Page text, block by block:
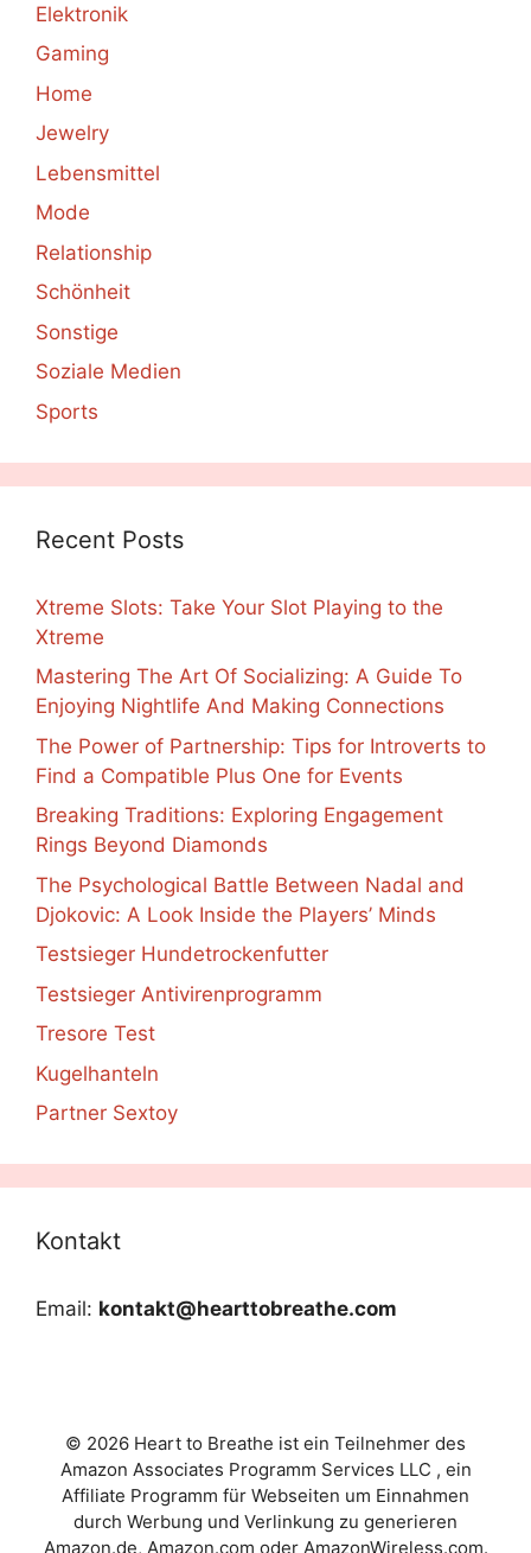
Elektronik
Gaming
Home
Jewelry
Lebensmittel
Mode
Relationship
Schönheit
Sonstige
Soziale Medien
Sports
Recent Posts
Xtreme Slots: Take Your Slot Playing to the
Xtreme
Mastering The Art Of Socializing: A Guide To
Enjoying Nightlife And Making Connections
The Power of Partnership: Tips for Introverts to
Find a Compatible Plus One for Events
Breaking Traditions: Exploring Engagement
Rings Beyond Diamonds
The Psychological Battle Between Nadal and
Djokovic: A Look Inside the Players’ Minds
Testsieger Hundetrockenfutter
Testsieger Antivirenprogramm
Tresore Test
Kugelhanteln
Partner Sextoy
Kontakt
Email: kontakt@hearttobreathe.com
© 2026 Heart to Breathe ist ein Teilnehmer des
Amazon Associates Programm Services LLC , ein
Affiliate Programm für Webseiten um Einnahmen
durch Werbung und Verlinkung zu generieren
Amazon.de, Amazon.com oder AmazonWireless.com.